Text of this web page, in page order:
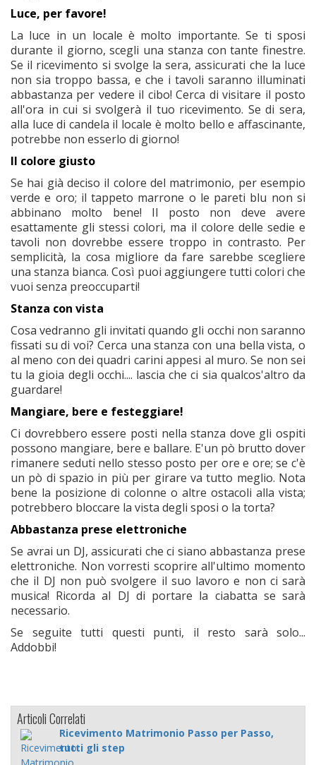
Luce, per favore!
La luce in un locale è molto importante. Se ti sposi
durante il giorno, scegli una stanza con tante finestre.
Se il ricevimento si svolge la sera, assicurati che la luce
non sia troppo bassa, e che i tavoli saranno illuminati
abbastanza per vedere il cibo! Cerca di visitare il posto
all'ora in cui si svolgerà il tuo ricevimento. Se di sera,
alla luce di candela il locale è molto bello e affascinante,
potrebbe non esserlo di giorno!
Il colore giusto
Se hai già deciso il colore del matrimonio, per esempio
verde e oro; il tappeto marrone o le pareti blu non si
abbinano molto bene! Il posto non deve avere
esattamente gli stessi colori, ma il colore delle sedie e
tavoli non dovrebbe essere troppo in contrasto. Per
semplicità, la cosa migliore da fare sarebbe scegliere
una stanza bianca. Così puoi aggiungere tutti colori che
vuoi senza preoccuparti!
Stanza con vista
Cosa vedranno gli invitati quando gli occhi non saranno
fissati su di voi? Cerca una stanza con una bella vista, o
al meno con dei quadri carini appesi al muro. Se non sei
tu la gioia degli occhi.... lascia che ci sia qualcos'altro da
guardare!
Mangiare, bere e festeggiare!
Ci dovrebbero essere posti nella stanza dove gli ospiti
possono mangiare, bere e ballare. E'un pò brutto dover
rimanere seduti nello stesso posto per ore e ore; se c'è
un pò di spazio in più per girare va tutto meglio. Nota
bene la posizione di colonne o altre ostacoli alla vista;
potrebbero bloccare la vista degli sposi o la torta?
Abbastanza prese elettroniche
Se avrai un DJ, assicurati che ci siano abbastanza prese
elettroniche. Non vorresti scoprire all'ultimo momento
che il DJ non può svolgere il suo lavoro e non ci sarà
musica! Ricorda al DJ di portare la ciabatta se sarà
necessario.
Se seguite tutti questi punti, il resto sarà solo...
Addobbi!
Articoli Correlati
Ricevimento Matrimonio Passo per Passo,
tutti gli step